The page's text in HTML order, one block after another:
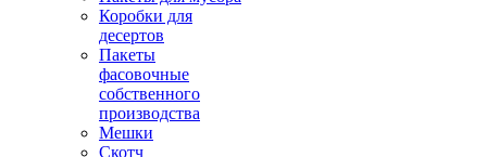
Коробки для
десертов
Пакеты
фасовочные
собственного
производства
Мешки
Скотч